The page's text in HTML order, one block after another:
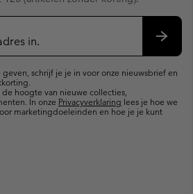
schrijf je je in voor onze nieuwsbrief en
hoogte van nieuwe collecties,
In onze Privacyverklaring lees je hoe we
marketingdoeleinden en hoe je je kunt